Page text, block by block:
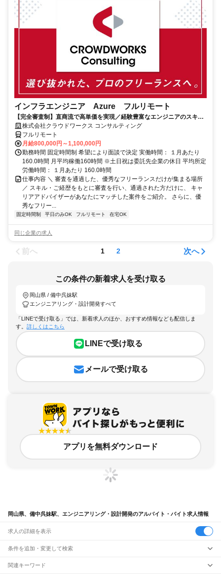
インフラエンジニア Azure フルリモート
【完全審査制】直商流で高単価を実現／経験豊富なエンジニアのスキル
に合致した案件を多数保有
株式会社クラウドワークス コンサルティング
フルリモート
月給800,000円～1,100,000円
勤務時間 固定時間制 希望により面談で決定 実働時間： １月あたり
160.0時間 月平均稼働160時間 ※土日祝は委託先企業の休日 平均所定
労働時間： １月あたり 160.0時間
仕事内容 ＼ 審査を通過した、優秀なフリーランスだけが集まる場所
／ スキル・ご経歴をもとに審査を行い、通過された方だけに、 キャ
リアアドバイザーがあなたにマッチした案件をご紹介。 さらに、優
秀なフリー...
固定時間制 平日のみOK フルリモート 在宅OK
同じ企業の求人
前へ 1 2 次へ
この条件の新着求人を受け取る
岡山県 / 備中呉妹駅
エンジニアリング・設計開発すべて
「LINEで受け取る」では、新着求人のほか、おすすめ情報なども配信しま
す。 詳しくはこちら
LINEで受け取る
メールで受け取る
アプリを無料ダウンロード
岡山県、備中呉妹駅、エンジニアリング・設計開発のアルバイト・バイト求人情報
求人の詳細を表示
条件を追加・変更して検索
市区町村を追加・変更
関連キーワード